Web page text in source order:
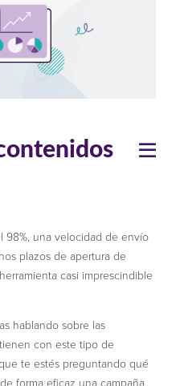
98%, una velocidad de envío
plazos de apertura de
casi imprescindible
hablando sobre las
con este tipo de
te estés preguntando qué
forma eficaz una campaña